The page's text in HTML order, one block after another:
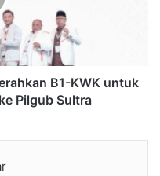
B1-KWK untuk
Pilgub Sultra